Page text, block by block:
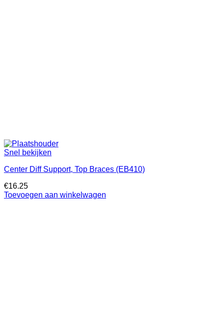
Snel bekijken
Center Diff Support, Top Braces (EB410)
€16.25
Toevoegen aan winkelwagen